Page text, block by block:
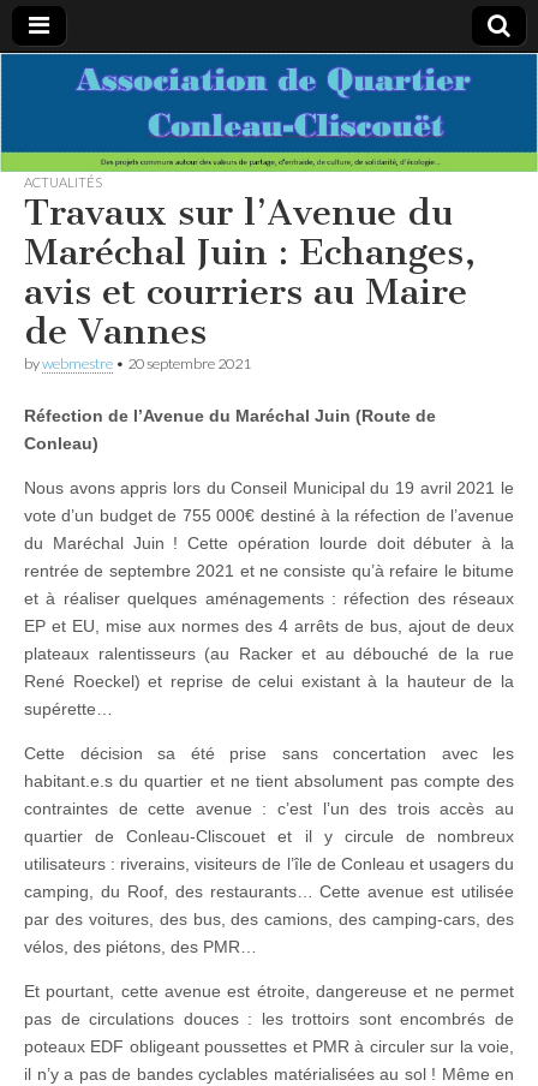
Association
de
Quartier
Conleau-
Cliscouet
Des projets
valeurs de
partage,
d’entraide,
de culture,
de
solidarité,
d’écologie…
ACTUALITÉS
Travaux sur l’Avenue du
Maréchal Juin : Echanges,
avis et courriers au Maire
de Vannes
bywebmestre • 20 septembre 2021
Réfection de l’Avenue du Maréchal Juin (Route de
Conleau)
Nous avons appris lors du Conseil Municipal du 19 avril 2021 le
vote d’un budget de 755 000€ destiné à la réfection de l’avenue
du Maréchal Juin ! Cette opération lourde doit débuter à la
rentrée de septembre 2021 et ne consiste qu’à refaire le bitume
et à réaliser quelques aménagements : réfection des réseaux
EP et EU, mise aux normes des 4 arrêts de bus, ajout de deux
plateaux ralentisseurs (au Racker et au débouché de la rue
René Roeckel) et reprise de celui existant à la hauteur de la
supérette…
Cette décision sa été prise sans concertation avec les
habitant.e.s du quartier et ne tient absolument pas compte des
contraintes de cette avenue : c’est l’un des trois accès au
quartier de Conleau-Cliscouet et il y circule de nombreux
utilisateurs : riverains, visiteurs de l’île de Conleau et usagers du
camping, du Roof, des restaurants… Cette avenue est utilisée
par des voitures, des bus, des camions, des camping-cars, des
vélos, des piétons, des PMR…
Et pourtant, cette avenue est étroite, dangereuse et ne permet
pas de circulations douces : les trottoirs sont encombrés de
poteaux EDF obligeant poussettes et PMR à circuler sur la voie,
il n’y a pas de bandes cyclables matérialisées au sol ! Même en